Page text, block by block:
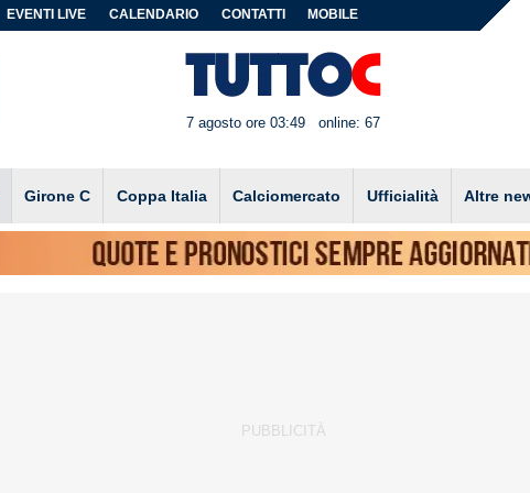
EVENTI LIVE CALENDARIO CONTATTI MOBILE
7 agosto ore 03:49 online: 67
Girone C Coppa Italia Calciomercato Ufficialità Altre